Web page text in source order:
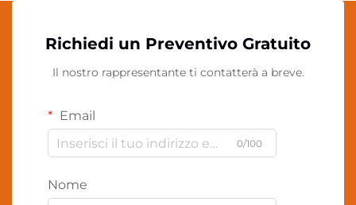
Richiedi un Preventivo Gratuito
Il nostro rappresentante ti contatterà a breve.
Email
0/100
Nome